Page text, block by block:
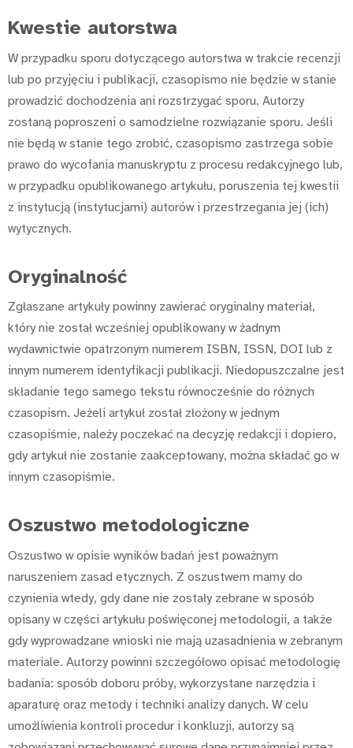
Kwestie autorstwa
W przypadku sporu dotyczącego autorstwa w trakcie recenzji
lub po przyjęciu i publikacji, czasopismo nie będzie w stanie
prowadzić dochodzenia ani rozstrzygać sporu. Autorzy
zostaną poproszeni o samodzielne rozwiązanie sporu. Jeśli
nie będą w stanie tego zrobić, czasopismo zastrzega sobie
prawo do wycofania manuskryptu z procesu redakcyjnego lub,
w przypadku opublikowanego artykułu, poruszenia tej kwestii
z instytucją (instytucjami) autorów i przestrzegania jej (ich)
wytycznych.
Oryginalność
Zgłaszane artykuły powinny zawierać oryginalny materiał,
który nie został wcześniej opublikowany w żadnym
wydawnictwie opatrzonym numerem ISBN, ISSN, DOI lub z
innym numerem identyfikacji publikacji. Niedopuszczalne jest
składanie tego samego tekstu równocześnie do różnych
czasopism. Jeżeli artykuł został złożony w jednym
czasopiśmie, należy poczekać na decyzję redakcji i dopiero,
gdy artykuł nie zostanie zaakceptowany, można składać go w
innym czasopiśmie.
Oszustwo metodologiczne
Oszustwo w opisie wyników badań jest poważnym
naruszeniem zasad etycznych. Z oszustwem mamy do
czynienia wtedy, gdy dane nie zostały zebrane w sposób
opisany w części artykułu poświęconej metodologii, a także
gdy wyprowadzane wnioski nie mają uzasadnienia w zebranym
materiale. Autorzy powinni szczegółowo opisać metodologię
badania: sposób doboru próby, wykorzystane narzędzia i
aparaturę oraz metody i techniki analizy danych. W celu
umożliwienia kontroli procedur i konkluzji, autorzy są